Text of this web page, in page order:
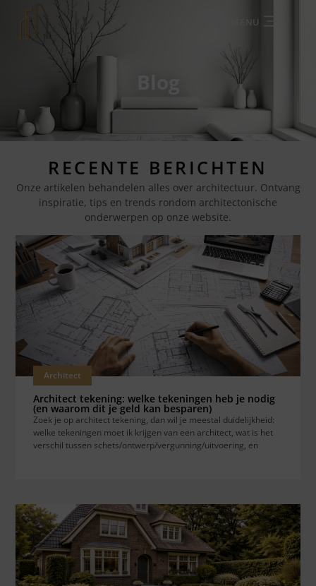
MENU
RECENTE BERICHTEN
Onze artikelen behandelen alles over architectuur. Ontvang
inspiratie, tips en trends rondom architectonische
onderwerpen op onze website.
Architect
Architect tekening: welke tekeningen heb je nodig
(en waarom dit je geld kan besparen)
Zoek je op architect tekening, dan wil je meestal duidelijkheid:
welke tekeningen moet ik krijgen van een architect, wat is het
verschil tussen schets/ontwerp/vergunning/uitvoering, en